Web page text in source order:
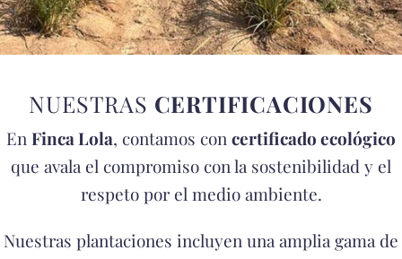
NUESTRAS CERTIFICACIONES
En Finca Lola, contamos con certificado ecológico
que avala el compromiso con la sostenibilidad y el
respeto por el medio ambiente.
Nuestras plantaciones incluyen una amplia gama de